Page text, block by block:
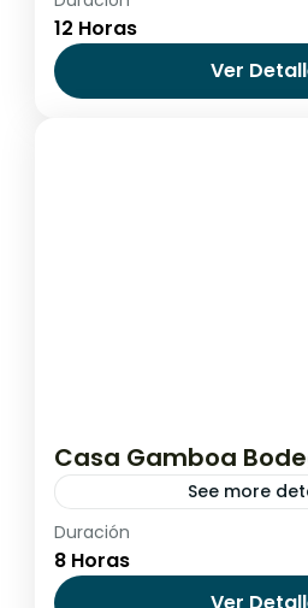
12 Horas
Ver
Casa Gamboa
See more
Full Day
Duración
8 Horas
Ver